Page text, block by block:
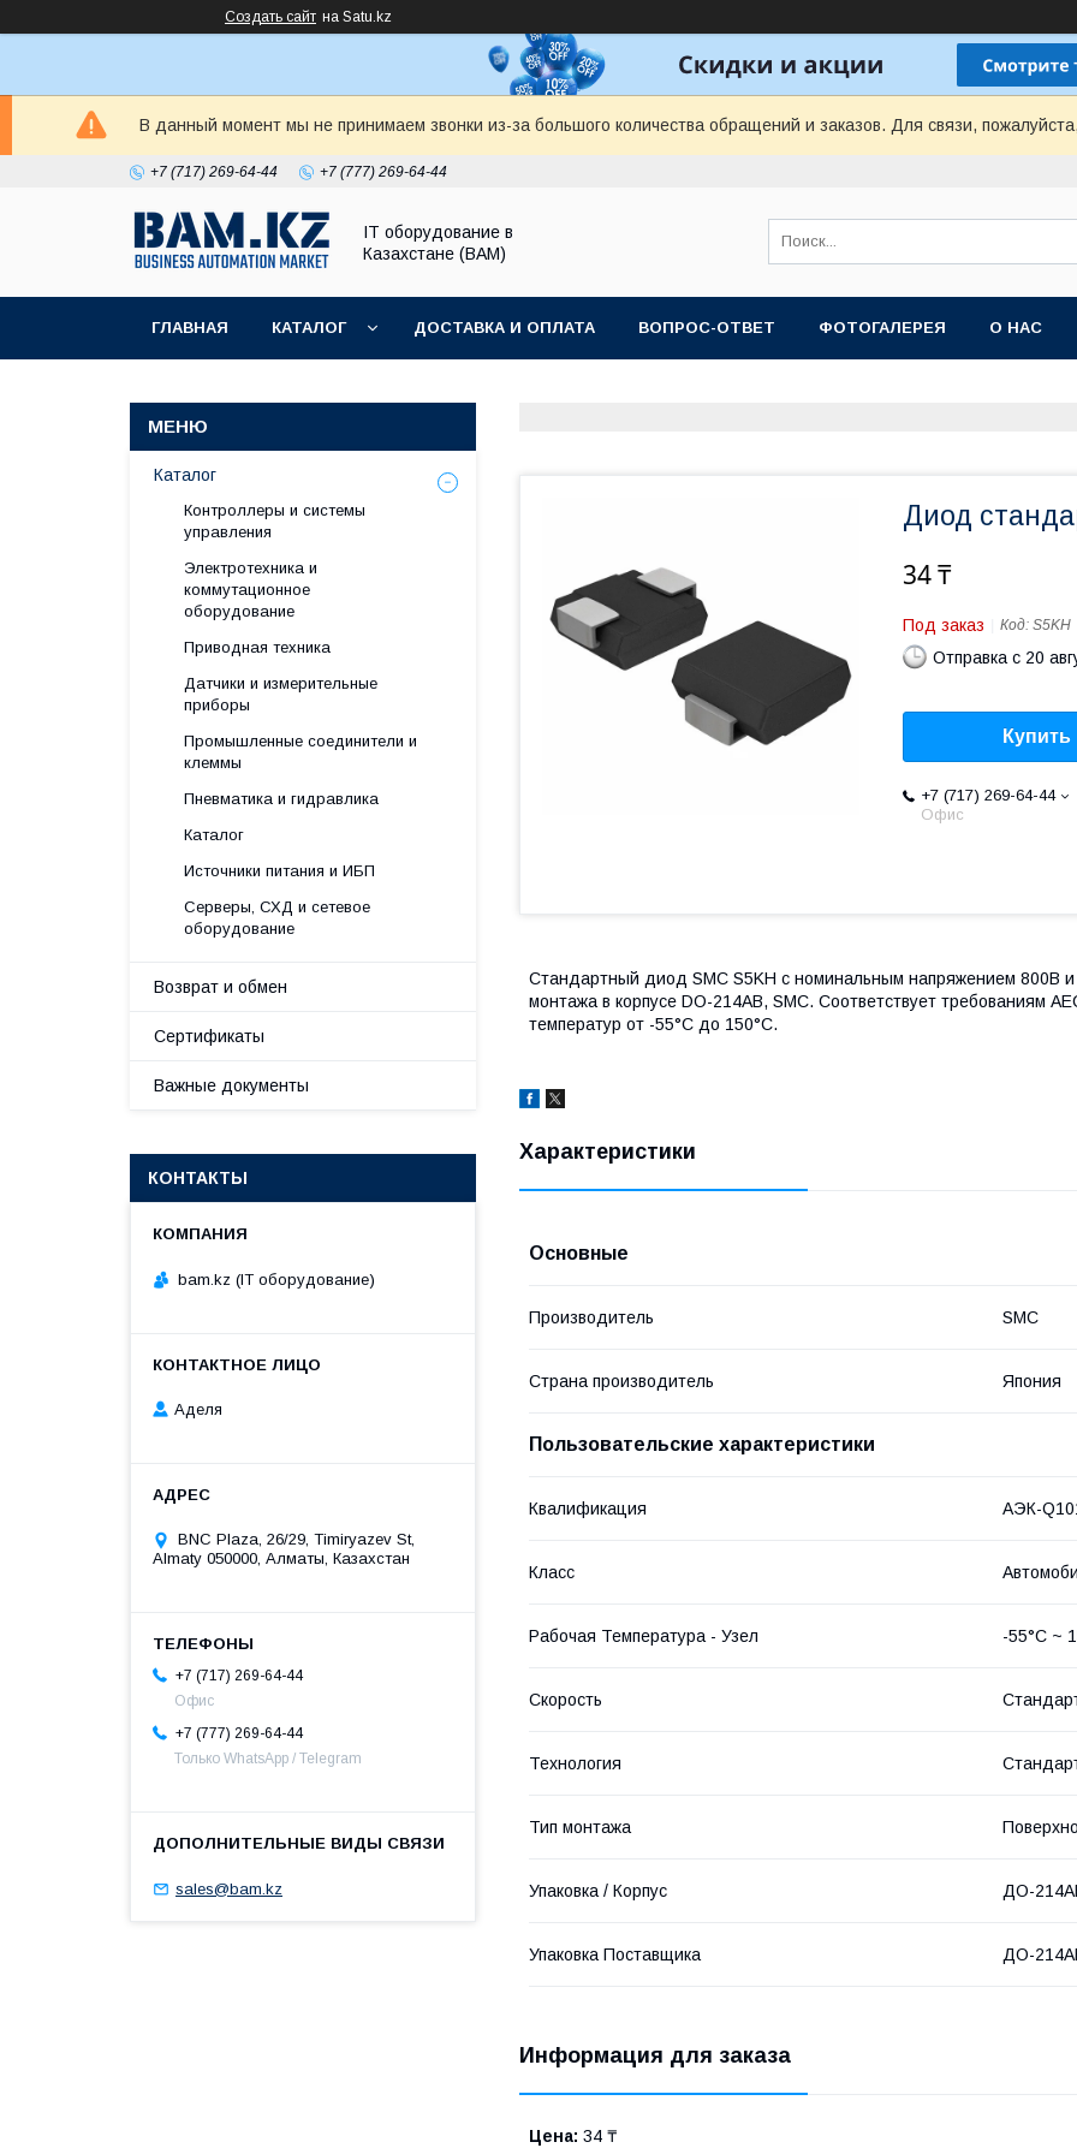
Создать сайт на Satu.kz
В данный момент мы не принимаем звонки из-за большого количества обращений и заказов. Для связи,
+7 (717) 269-64-44 +7 (777) 269-64-44
IT оборудование в
Казахстане (BAM)
ГЛАВНАЯ КАТАЛОГ ДОСТАВКА И ОПЛАТА ВОПРОС-ОТВЕТ ФОТОГАЛЕРЕЯ О НАС
Диод
34 ₸
Под заказ Код: S5KH
Отправка с 20
Купить
+7 (717) 269-64-44
Офис
Стандартный диод SMC S5KH с номинальным напряжением 800В
монтажа в корпусе DO-214AB, SMC. Соответствует требованиям
температур от -55°C до 150°C.
Характеристики
Основные
Производитель SMC
Страна производитель Япония
Пользовательские характеристики
Квалификация АЭК-
Класс
Рабочая Температура - Узел -55°С ~
Скорость
Технология
Тип монтажа
Упаковка / Корпус ДО-
Упаковка Поставщика ДО-
Информация для заказа
Цена: 34 ₸
Каталог
Контроллеры и системы
управления
Электротехника и
коммутационное
оборудование
Приводная техника
Датчики и измерительные
приборы
Промышленные соединители и
клеммы
Пневматика и гидравлика
Каталог
Источники питания и ИБП
Серверы, СХД и сетевое
оборудование
Возврат и обмен
Сертификаты
Важные документы
КОНТАКТЫ
bam.kz (IT оборудование)
Аделя
BNC Plaza, 26/29, Timiryazev St,
Almaty 050000, Алматы, Казахстан
+7 (717) 269-64-44
Офис
+7 (777) 269-64-44
Только WhatsApp / Telegram
sales@bam.kz